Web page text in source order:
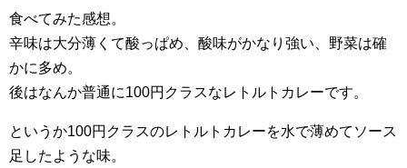
食べてみた感想。
辛味は大分薄くて酸っぱめ、酸味がかなり強い、野菜は確
かに多め。
後はなんか普通に100円クラスなレトルトカレーです。
というか100円クラスのレトルトカレーを水で薄めてソース
足したような味。